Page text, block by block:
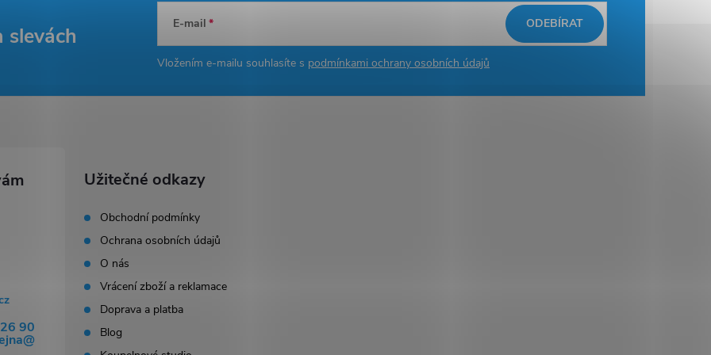
slevách E-mail
Vložením e-mailu souhlasíte s podmínkami ochrany osobních údajů
ODEBÍRAT
90
Užitečné odkazy
Obchodní podmínky
Ochrana osobních údajů
O nás
Vrácení zboží a reklamace
Doprava a platba
Blog